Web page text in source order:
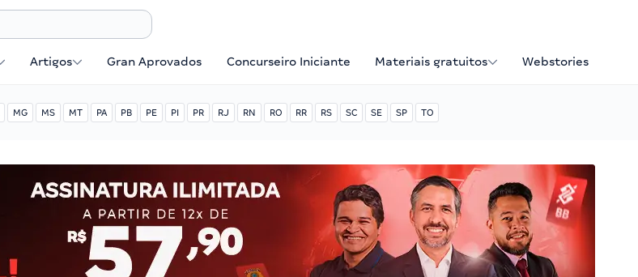
Artigos Gran Aprovados Concurseiro Iniciante Materiais gratuitos Webstories
MG MS MT PA PB PE PI PR RJ RN RO RR RS SC SE SP TO